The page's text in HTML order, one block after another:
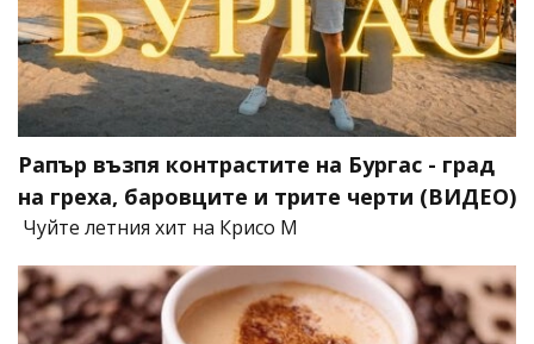
Рапър възпя контрастите на Бургас - град
на греха, баровците и трите черти (ВИДЕО)
Чуйте летния хит на Крисо М